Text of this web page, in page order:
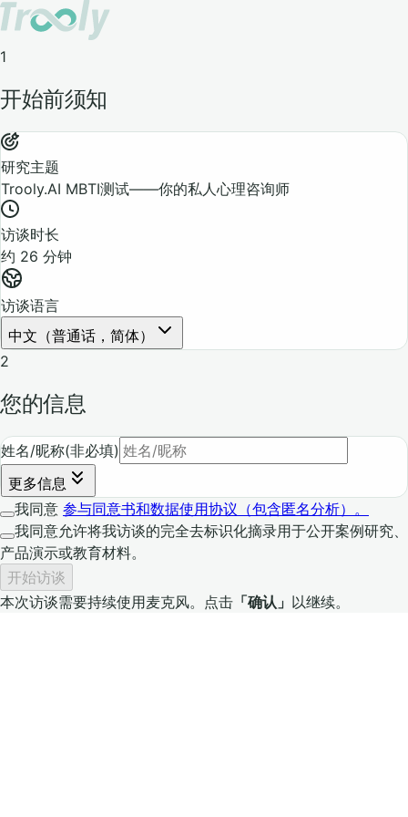
1
开始前须知
研究主题
Trooly.AI MBTI测试——你的私人心理咨询师
访谈时长
约 26 分钟
访谈语言
中文（普通话，简体）
2
您的信息
姓名/昵称(非必填)
更多信息
我同意 参与同意书和数据使用协议（包含匿名分析）。
我同意允许将我访谈的完全去标识化摘录用于公开案例研究、
产品演示或教育材料。
开始访谈
本次访谈需要持续使用麦克风。点击 「确认」 以继续。